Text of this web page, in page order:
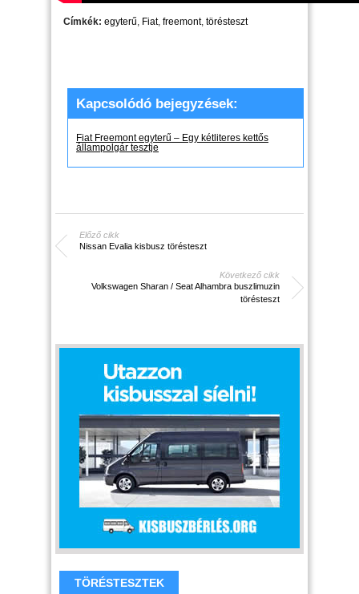
Címkék: egyterű, Fiat, freemont, törésteszt
Kapcsolódó bejegyzések:
Fiat Freemont egyterű – Egy kétliteres kettős
állampolgár tesztje
Előző cikk
Nissan Evalia kisbusz törésteszt
Következő cikk
Volkswagen Sharan / Seat Alhambra buszlimuzin
törésteszt
TÖRÉSTESZTEK